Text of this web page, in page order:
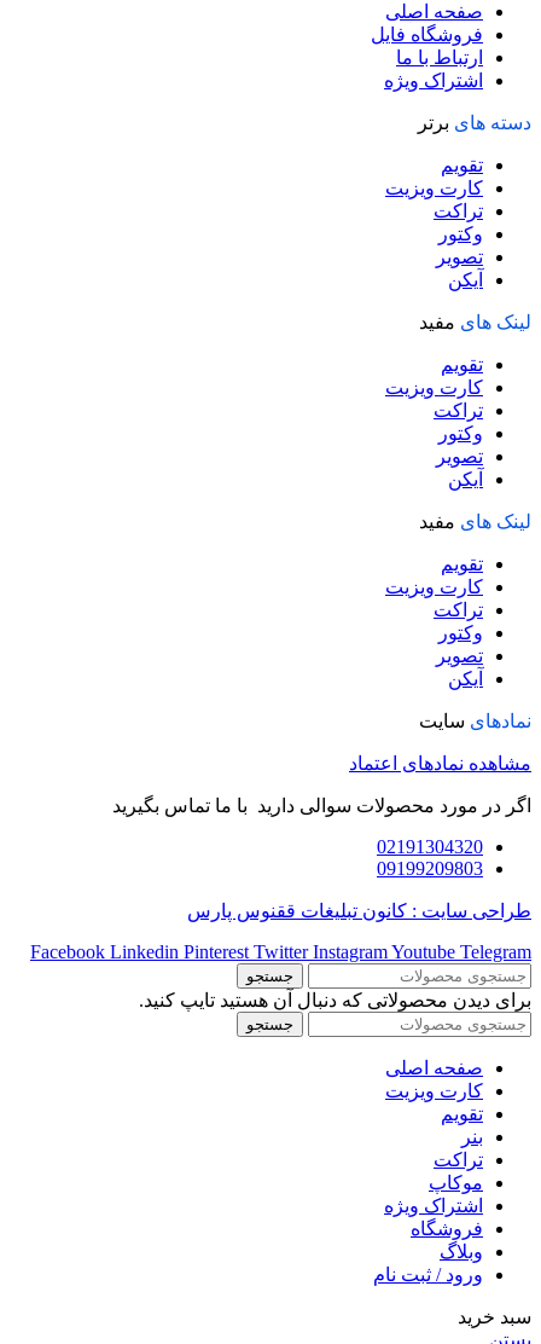
صفحه اصلی
فروشگاه فایل
ارتباط با ما
اشتراک ویژه
دسته های برتر
تقویم
کارت ویزیت
تراکت
وکتور
تصویر
آیکن
لینک های مفید
تقویم
کارت ویزیت
تراکت
وکتور
تصویر
آیکن
لینک های مفید
تقویم
کارت ویزیت
تراکت
وکتور
تصویر
آیکن
نمادهای سایت
مشاهده نمادهای اعتماد
اگر در مورد محصولات سوالی دارید با ما تماس بگیرید
02191304320
09199209803
طراحی سایت : کانون تبلیغات ققنوس پارس
Facebook Linkedin Pinterest Twitter InstagramYoutube Telegram
جستجو
برای دیدن محصولاتی که دنبال آن هستید تایپ کنید.
جستجو
صفحه اصلی
کارت ویزیت
تقویم
بنر
تراکت
موکاپ
اشتراک ویژه
فروشگاه
وبلاگ
ورود / ثبت نام
سبد خرید